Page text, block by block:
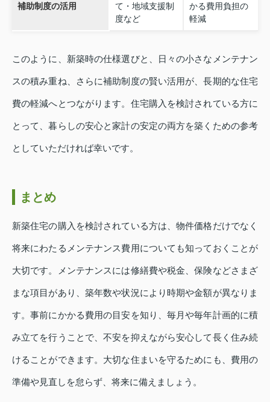
補助制度の活用
て・地域支援制
度など
かる費用負担の
軽減
このように、新築時の仕様選びと、日々の小さなメンテナン
スの積み重ね、さらに補助制度の賢い活用が、長期的な住宅
費の軽減へとつながります。住宅購入を検討されている方に
とって、暮らしの安心と家計の安定の両方を築くための参考
としていただければ幸いです。
まとめ
新築住宅の購入を検討されている方は、物件価格だけでなく
将来にわたるメンテナンス費用についても知っておくことが
大切です。メンテナンスには修繕費や税金、保険などさまざ
まな項目があり、築年数や状況により時期や金額が異なりま
す。事前にかかる費用の目安を知り、毎月や毎年計画的に積
み立てを行うことで、不安を抑えながら安心して長く住み続
けることができます。大切な住まいを守るためにも、費用の
準備や見直しを怠らず、将来に備えましょう。